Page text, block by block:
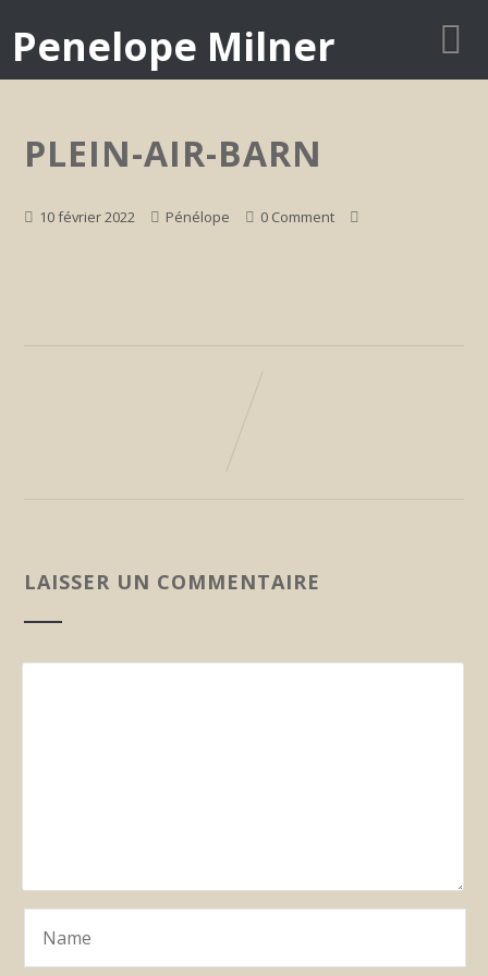
Penelope Milner
PLEIN-AIR-BARN
10 février 2022 Pénélope 0 Comment
LAISSER UN COMMENTAIRE